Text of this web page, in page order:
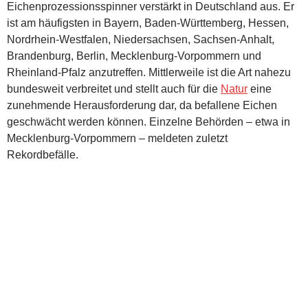
Eichenprozessionsspinner verstärkt in Deutschland aus. Er
ist am häufigsten in Bayern, Baden-Württemberg, Hessen,
Nordrhein-Westfalen, Niedersachsen, Sachsen-Anhalt,
Brandenburg, Berlin, Mecklenburg-Vorpommern und
Rheinland-Pfalz anzutreffen. Mittlerweile ist die Art nahezu
bundesweit verbreitet und stellt auch für die Natur eine
zunehmende Herausforderung dar, da befallene Eichen
geschwächt werden können. Einzelne Behörden – etwa in
Mecklenburg-Vorpommern – meldeten zuletzt
Rekordbefälle.